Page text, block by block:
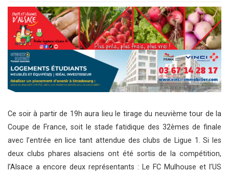
Ce soir à partir de 19h aura lieu le tirage du neuvième tour de la
Coupe de France, soit le stade fatidique des 32èmes de finale
avec l’entrée en lice tant attendue des clubs de Ligue 1. Si les
deux clubs phares alsaciens ont été sortis de la compétition,
l’Alsace a encore deux représentants : Le FC Mulhouse et l’US